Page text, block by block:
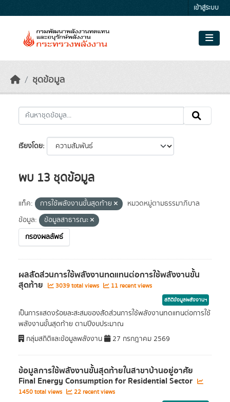
เข้าสู่ระบบ
ชุดข้อมูล
เรียงโดย
พบ 13 ชุดข้อมูล
แท็ค: การใช้พลังงานขั้นสุดท้าย
หมวดหมู่ตามธรรมาภิบาล
ข้อมูล:
ข้อมูลสาธารณะ
กรองผลลัพธ์
ผลสัดส่วนการใช้พลังงานทดแทนต่อการใช้พลังงานขั้น
สุดท้าย 3039 total views 11 recent views
สถิติข้อมูลพลังงานฯ
เป็นการแสดงร้อยละสะสมของสัดส่วนการใช้พลังงานทดแทนต่อการใช้
พลังงานขั้นสุดท้าย ตามปีงบประมาณ
กลุ่มสถิติและข้อมูลพลังงาน
27 กรกฎาคม 2569
ข้อมูลการใช้พลังงานขั้นสุดท้ายในสาขาบ้านอยู่อาศัย
Final Energy Consumption for Residential Sector
1450 total views 22 recent views